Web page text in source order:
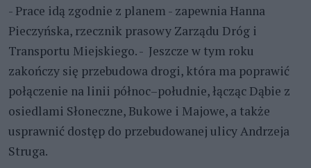
- Prace idą zgodnie z planem - zapewnia Hanna
Pieczyńska, rzecznik prasowy Zarządu Dróg i
Transportu Miejskiego. - Jeszcze w tym roku
zakończy się przebudowa drogi, która ma poprawić
połączenie na linii północ–południe, łącząc Dąbie z
osiedlami Słoneczne, Bukowe i Majowe, a także
usprawnić dostęp do przebudowanej ulicy Andrzeja
Struga.